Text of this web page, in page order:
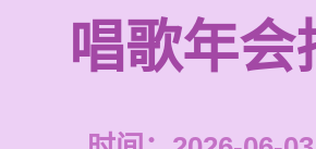
唱歌年会